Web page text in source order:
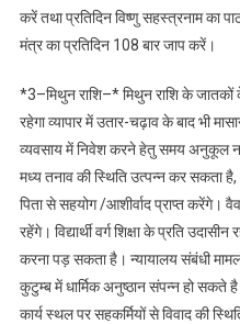
करें तथा प्रतिदिन विष्णु सहस्त्रनाम का
मंत्र का प्रतिदिन 108 बार जाप करें।
*3–मिथुन राशि–* मिथुन राशि के
रहेगा व्यापार में उतार-चढ़ाव के बाद भी
व्यवसाय में निवेश करने हेतु समय अनुकूल
मध्य तनाव की स्थिति उत्पन्न कर सकता
पिता से सहयोग /आशीर्वाद प्राप्त करेंगे।
रहेंगे। विद्यार्थी वर्ग शिक्षा के प्रति
करना पड़ सकता है। न्यायालय संबंधी
कुटुम्ब में धार्मिक अनुष्ठान संपन्न हो सकते
कार्य स्थल पर सहकर्मियों से विवाद की